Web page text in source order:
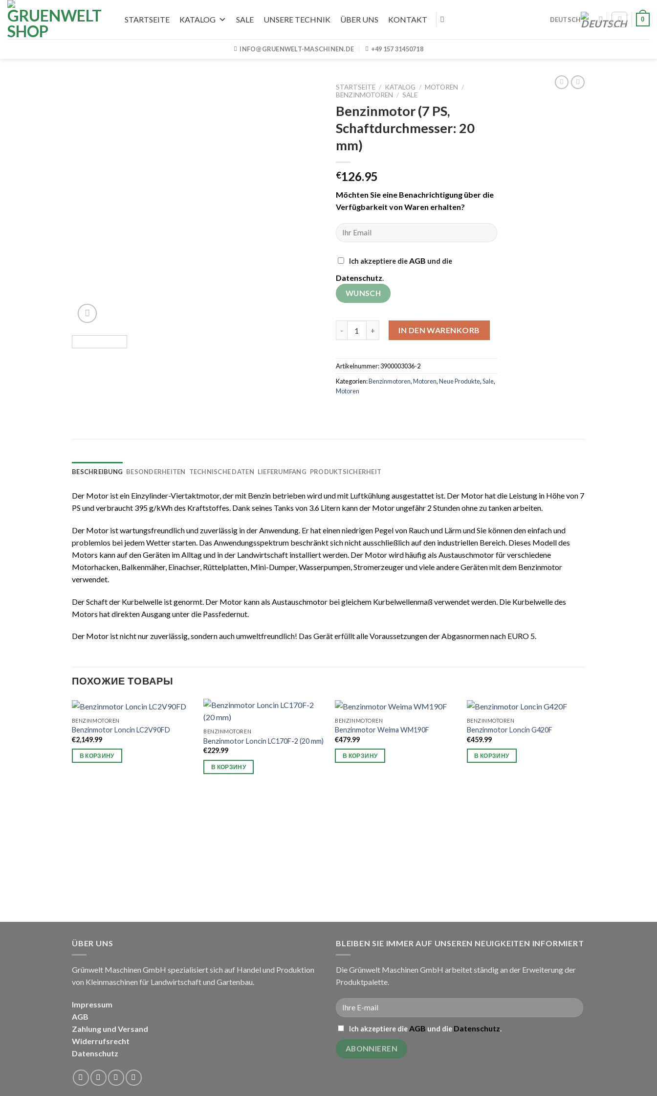
Skip
content
STARTSEITE KATALOG SALE UNSERE TECHNIK ÜBER UNS KONTAKT DEUTSCH 0
INFO@GRUENWELT-MASCHINEN.DE +49 157 31450718
STARTSEITE / KATALOG / MOTOREN /
BENZINMOTOREN / SALE
Benzinmotor (7 PS,
Schaftdurchmesser: 20
mm)
€126.95
Möchten Sie eine Benachrichtigung über die
Verfügbarkeit von Waren erhalten?
Ich akzeptiere dieAGB und die
Datenschutz.
IN DEN WARENKORB
Artikelnummer:3900003036-2
Kategorien:Benzinmotoren,Motoren,Neue Produkte,Sale,
Motoren
BESCHREIBUNG BESONDERHEITEN TECHNISCHE DATEN LIEFERUMFANG PRODUKTSICHERHEIT
Der Motor ist ein Einzylinder-Viertaktmotor, der mit Benzin betrieben wird und mit Luftkühlung ausgestattet ist. Der Motor hat die Leistung in Höhe von 7
PS und verbraucht 395 g/kWh des Kraftstoffes. Dank seines Tanks von 3.6 Litern kann der Motor ungefähr 2 Stunden ohne zu tanken arbeiten.
Der Motor ist wartungsfreundlich und zuverlässig in der Anwendung. Er hat einen niedrigen Pegel von Rauch und Lärm und Sie können den einfach und
problemlos bei jedem Wetter starten. Das Anwendungsspektrum beschränkt sich nicht ausschließlich auf den industriellen Bereich. Dieses Modell des
Motors kann auf den Geräten im Alltag und in der Landwirtschaft installiert werden. Der Motor wird häufig als Austauschmotor für verschiedene
Motorhacken, Balkenmäher, Einachser, Rüttelplatten, Mini-Dumper, Wasserpumpen, Stromerzeuger und viele andere Geräten mit dem Benzinmotor
verwendet.
Der Schaft der Kurbelwelle ist genormt. Der Motor kann als Austauschmotor bei gleichem Kurbelwellenmaß verwendet werden. Die Kurbelwelle des
Motors hat direkten Ausgang unter die Passfedernut.
Der Motor ist nicht nur zuverlässig, sondern auch umweltfreundlich! Das Gerät erfüllt alle Voraussetzungen der Abgasnormen nach EURO 5.
ПОХОЖИЕ ТОВАРЫ
BENZINMOTOREN
Benzinmotor Loncin LC2V90FD
€2,149.99
В КОРЗИНУ
BENZINMOTOREN
Benzinmotor Loncin LC170F-2 (20 mm)
€229.99
В КОРЗИНУ
BENZINMOTOREN
Benzinmotor Weima WM190F
€479.99
В КОРЗИНУ
BENZINMOTOREN
Benzinmotor Loncin G420F
€459.99
В КОРЗИНУ
ÜBER UNS
Grünwelt Maschinen GmbH spezialisiert sich auf Handel und Produktion
von Kleinmaschinen für Landwirtschaft und Gartenbau.
Impressum
AGB
Zahlung und Versand
Widerrufsrecht
Datenschutz
BLEIBEN SIE IMMER AUF UNSEREN NEUIGKEITEN INFORMIERT
Die Grünwelt Maschinen GmbH arbeitet ständig an der Erweiterung der
Produktpalette.
Ich akzeptiere die AGB und die Datenschutz.